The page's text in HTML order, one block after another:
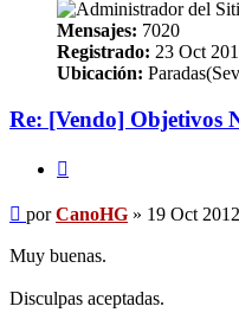
Mensajes: 7020
Registrado: 23 Oct
Ubicación:
Re: [Vendo] Objetivos
Mensaje
porCanoHG » 19 Oct
Muy buenas.
Disculpas aceptadas.